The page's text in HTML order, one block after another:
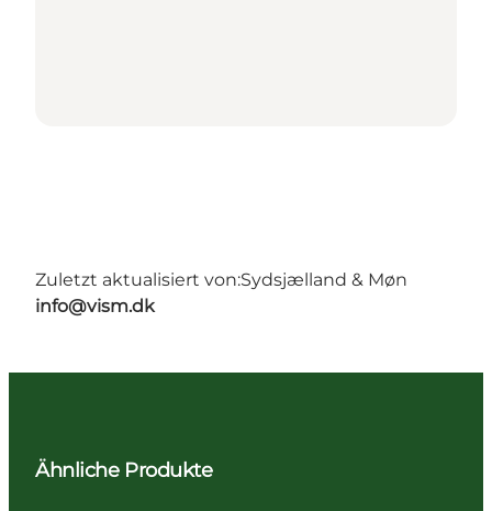
Zuletzt aktualisiert von:Sydsjælland & Møn
info@vism.dk
Ähnliche Produkte